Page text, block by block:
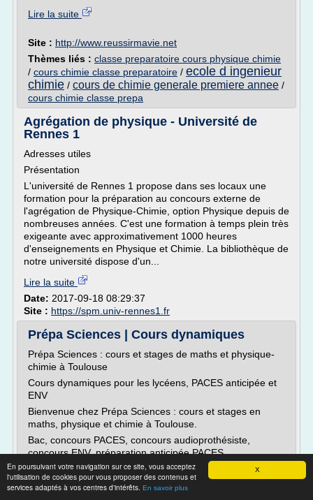
X
En poursuivant votre navigation sur ce site, vous acceptez
l'utilisation de cookies pour vous proposer des contenus et
services adaptés à vos centres d'intérêts. En savoir plus
Lire la suite
Site : http://www.reussirmavie.net
Thèmes liés : classe preparatoire cours physique chimie
/ cours chimie classe preparatoire / ecole d ingenieur
chimie / cours de chimie generale premiere annee /
cours chimie classe prepa
Agrégation de physique - Université de
Rennes 1
Adresses utiles
Présentation
L'université de Rennes 1 propose dans ses locaux une
formation pour la préparation au concours externe de
l'agrégation de Physique-Chimie, option Physique depuis de
nombreuses années. C'est une formation à temps plein très
exigeante avec approximativement 1000 heures
d'enseignements en Physique et Chimie. La bibliothèque de
notre université dispose d'un...
Lire la suite
Date: 2017-09-18 08:29:37
Site : https://spm.univ-rennes1.fr
Prépa Sciences | Cours dynamiques
Prépa Sciences : cours et stages de maths et physique-
chimie à Toulouse
Cours dynamiques pour les lycéens, PACES anticipée et
ENV
Bienvenue chez Prépa Sciences : cours et stages en
maths, physique et chimie à Toulouse.
Bac, concours PACES, concours audioprothésiste,
concours ENV, préparation anticipée PACES
Au centre de Toulouse, Prépa Sciences vous propose des
prépas enthousiastes,...